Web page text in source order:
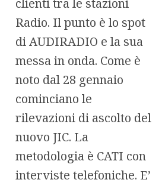
Radio. Il punto è lo spot
di AUDIRADIO e la sua
messa in onda. Come è
noto dal 28 gennaio
cominciano le
rilevazioni di ascolto del
nuovo JIC. La
metodologia è CATI con
interviste telefoniche. E’